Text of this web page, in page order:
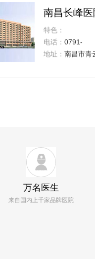
南昌长峰医
特色：
电话： 0791-
地址： 南昌市青
万名医生
来自国内上千家品牌医院